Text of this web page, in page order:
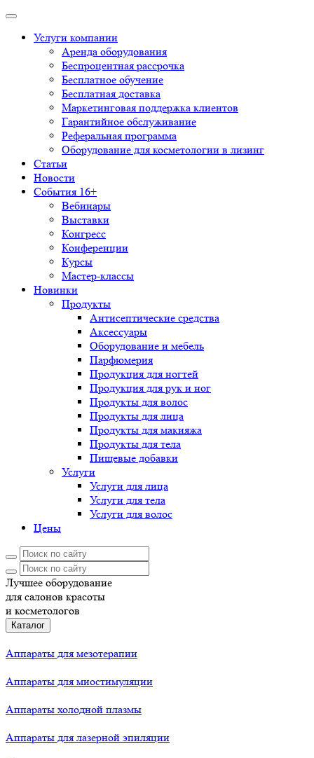
Услуги компании
Аренда оборудования
Беспроцентная рассрочка
Бесплатное обучение
Бесплатная доставка
Маркетинговая поддержка клиентов
Гарантийное обслуживание
Реферальная программа
Оборудование для косметологии в лизинг
Статьи
Новости
События 16+
Вебинары
Выставки
Конгресс
Конференции
Курсы
Мастер-классы
Новинки
Продукты
Антисептические средства
Аксессуары
Оборудование и мебель
Парфюмерия
Продукция для ногтей
Продукция для рук и ног
Продукты для волос
Продукты для лица
Продукты для макияжа
Продукты для тела
Пищевые добавки
Услуги
Услуги для лица
Услуги для тела
Услуги для волос
Цены
Лучшее оборудование
для салонов красоты
и косметологов
Каталог
Аппараты для мезотерапии
Аппараты для миостимуляции
Аппараты холодной плазмы
Аппараты для лазерной эпиляции